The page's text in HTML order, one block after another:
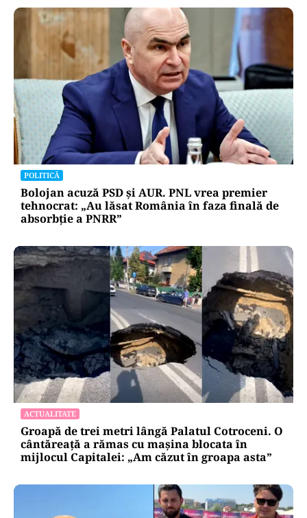
POLITICĂ
Bolojan acuză PSD și AUR. PNL vrea premier
tehnocrat: „Au lăsat România în faza finală de
absorbţie a PNRR”
ACTUALITATE
Groapă de trei metri lângă Palatul Cotroceni. O
cântăreață a rămas cu mașina blocata în
mijlocul Capitalei: „Am căzut în groapa asta”